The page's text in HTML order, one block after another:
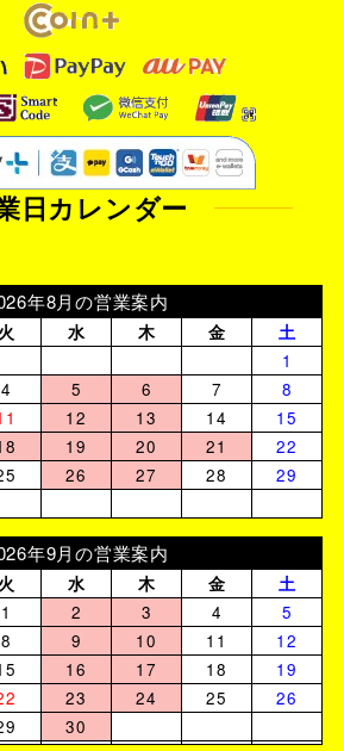
日カレンダー
年8月の営業案内
火 水 木 金
土
1
4 5 6 7
8
12 13 14
15
19 20 21
22
26 27 28
29
年9月の営業案内
火 水 木 金
土
1
2 3 4
5
8 9 10 11
12
16 17 18
19
23 24 25
26
30